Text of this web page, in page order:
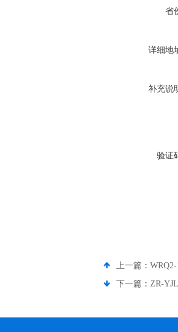
省
详细地
补充说
验证
上一篇：
下一篇： ZR-